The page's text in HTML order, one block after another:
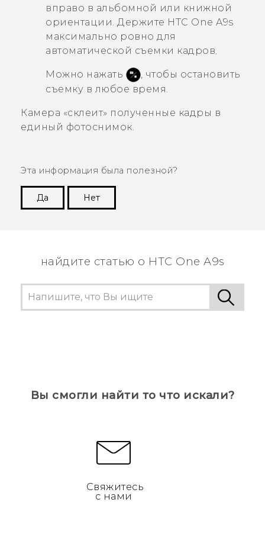
вправо в альбомной или книжной
ориентации. Держите HTC One A9s
максимально ровно для
автоматической съемки кадров.
Можно нажать
, чтобы остановить
съемку в любое время.
Камера «склеит» полученные кадры в
единый фотоснимок.
Эта информация была полезной?
Да
Нет
найдите статью о HTC One A9s
Вы смогли найти то что искали?
Свяжитесь
с нами